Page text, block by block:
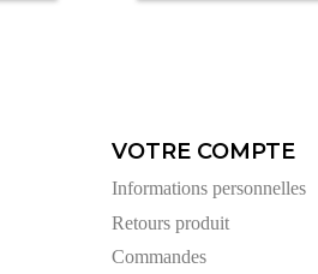
VOTRE COMPTE
Informations personnelles
Retours produit
Commandes